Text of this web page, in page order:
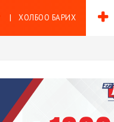
ХОЛБОО БАРИХ